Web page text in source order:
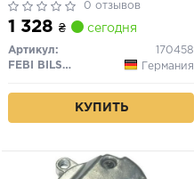
C5, A8 D2, A8 D3, ALLROAD
C5, CABRIOLET B3, TT SEAT
ALHAMBRA, CORDOBA,
IBIZA II, IBIZA III, LEON,
TOLEDO II 1.4D-4.2 03.94-
0 отзывов
1 328 ₴ сегодня
Артикул:
170458
FEBI BILSTEIN
Германия
КУПИТЬ